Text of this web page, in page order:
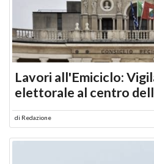
Lavori all'Emiciclo:
elettorale al centro
di Redazione